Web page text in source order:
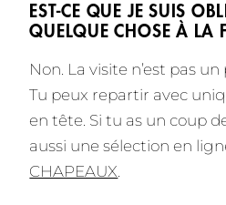
EST-CE QUE JE SUIS
QUELQUE CHOSE À LA
Non. La visite n’est pas
Tu peux repartir avec
en tête. Si tu as un coup
aussi une sélection en
CHAPEAUX